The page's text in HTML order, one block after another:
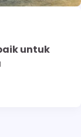
untuk